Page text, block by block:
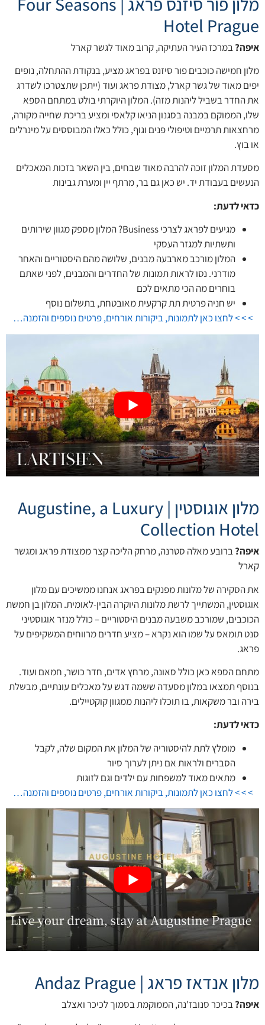
Hotel Prague
איפה?במרכז העיר העתיקה, קרוב מאוד לגשר קארל
מלון חמישה כוכבים פור סיזנס בפראג מציע, בנקודת ההתחלה, נופים
יפים מאוד של גשר קארל, מצודת פראג ועוד (ייתכן שתצטרכו לשדרג
את החדר בשביל ליהנות מזה). המלון היוקרתי בולט במתחם הספא
שלו, הממוקם במבנה בסגנון הניאו קלאסי ומציע בריכת שחייה מקורה,
מרחצאות תרמיים וטיפולי פנים וגוף, כולל כאלו המבוססים על מינרלים
או בוץ.
מסעדת המלון זוכה להרבה מאוד שבחים, בין השאר בזכות המאכלים
הנעשים בעבודת יד. יש כאן גם בר, מרתף יין ומערת גבינות
כדאי לדעת:
מגיעים לפראג לצרכי Business? המלון מספק מגוון שירותים
ותשתיות למגזר העסקי
המלון מורכב מארבעה מבנים, שלושה מהם היסטוריים והאחר
מודרני. נסו לראות תמונות של החדרים והמבנים, לפני שאתם
בוחרים מה הכי מתאים לכם
יש חניה פרטית תת קרקעית מאובטחת, בתשלום נוסף
> > > לחצו כאן לתמונות, ביקורות אורחים, פרטים נוספים והזמנה…
מלון אוגוסטין | Augustine, a Luxury
Collection Hotel
איפה?ברובע מאלה סטרנה, מרחק הליכה קצר ממצודת פראג ומגשר
קארל
את הסקירה של מלונות מפנקים בפראג אנחנו ממשיכים עם מלון
אוגוסטין, המשתייך לרשת מלונות היוקרה הבין-לאומית. המלון בן חמשת
הכוכבים, שמורכב משבעה מבנים היסטוריים – כולל מנזר אוגוסטיני
סנט תומאס על שמו הוא נקרא – מציע חדרים מרווחים המשקיפים על
פראג.
מתחם הספא כאן כולל סאונה, מרחץ אדים, חדר כושר, חמאם ועוד.
בנוסף תמצאו במלון מסעדה ששמה דגש על מאכלים עונתיים, מבשלת
בירה ובר משקאות, בו תוכלו ליהנות ממגוון קוקטיילים.
כדאי לדעת:
מומלץ לתת להיסטוריה של המלון את המקום שלה, לקבל
הסברים ולראות אם ניתן לערוך סיור
מתאים מאוד למשפחות עם ילדים וגם לזוגות
> > > לחצו כאן לתמונות, ביקורות אורחים, פרטים נוספים והזמנה…
מלון אנדאז פראג | Andaz Prague
איפה?בכיכר סנובז'נה, הממוקמת בסמוך לכיכר ואצלב